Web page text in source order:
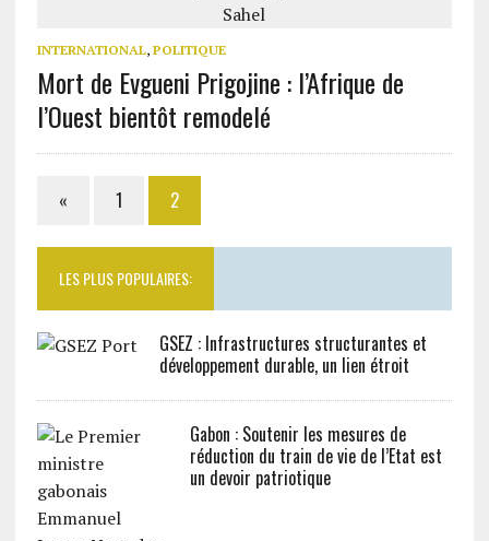
INTERNATIONAL, POLITIQUE
Mort de Evgueni Prigojine : l’Afrique de
l’Ouest bientôt remodelé
« 1 2
LES PLUS POPULAIRES:
GSEZ : Infrastructures structurantes et
développement durable, un lien étroit
Gabon : Soutenir les mesures de
réduction du train de vie de l’Etat est
un devoir patriotique